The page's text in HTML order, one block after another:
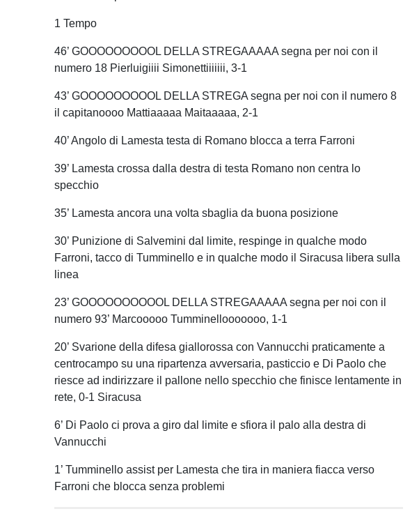
1 Tempo
46’ GOOOOOOOOOL DELLA STREGAAAAA segna per noi con il
numero 18 Pierluigiiii Simonettiiiiiii, 3-1
43’ GOOOOOOOOOL DELLA STREGA segna per noi con il numero 8
il capitanoooo Mattiaaaaa Maitaaaaa, 2-1
40’ Angolo di Lamesta testa di Romano blocca a terra Farroni
39’ Lamesta crossa dalla destra di testa Romano non centra lo
specchio
35’ Lamesta ancora una volta sbaglia da buona posizione
30’ Punizione di Salvemini dal limite, respinge in qualche modo
Farroni, tacco di Tumminello e in qualche modo il Siracusa libera sulla
linea
23’ GOOOOOOOOOOL DELLA STREGAAAAA segna per noi con il
numero 93’ Marcooooo Tumminellooooooo, 1-1
20’ Svarione della difesa giallorossa con Vannucchi praticamente a
centrocampo su una ripartenza avversaria, pasticcio e Di Paolo che
riesce ad indirizzare il pallone nello specchio che finisce lentamente in
rete, 0-1 Siracusa
6’ Di Paolo ci prova a giro dal limite e sfiora il palo alla destra di
Vannucchi
1’ Tumminello assist per Lamesta che tira in maniera fiacca verso
Farroni che blocca senza problemi